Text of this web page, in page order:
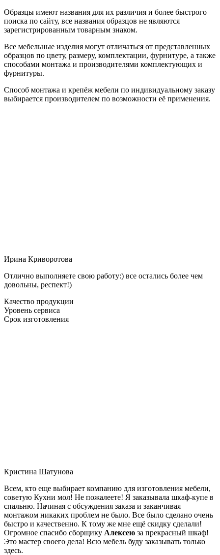
Образцы имеют названия для их различия и более быстрого
поиска по сайту, все названия образцов не являются
зарегистрированным товарным знаком.
Все мебельные изделия могут отличаться от представленных
образцов по цвету, размеру, комплектации, фурнитуре, а также
способами монтажа и производителями комплектующих и
фурнитуры.
Способ монтажа и крепёж мебели по индивидуальному заказу
выбирается производителем по возможности её применения.
Ирина Криворотова
Отлично выполняете свою работу:) все остались более чем
довольны, респект!)
Качество продукции
Уровень сервиса
Срок изготовления
Кристина Шатунова
Всем, кто еще выбирает компанию для изготовления мебели,
советую Кухни мол! Не пожалеете! Я заказывала шкаф-купе в
спальню. Начиная с обсуждения заказа и заканчивая
монтажом никаких проблем не было. Все было сделано очень
быстро и качественно. К тому же мне ещё скидку сделали!
Огромное спасибо сборщику Алексею за прекрасный шкаф!
Это мастер своего дела! Всю мебель буду заказывать только
здесь.